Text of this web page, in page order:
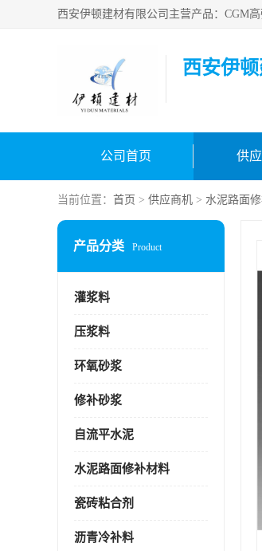
西安伊
公司首页 供
当前位置： 首页 > 供应商机 > 水泥路面
产品分类 Product
灌浆料
压浆料
环氧砂浆
修补砂浆
自流平水泥
水泥路面修补材料
瓷砖粘合剂
沥青冷补料